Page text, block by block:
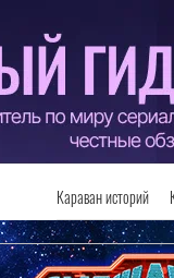
Караван историй